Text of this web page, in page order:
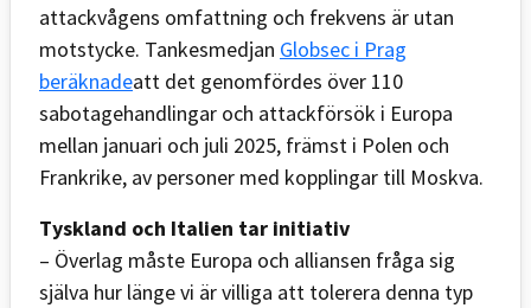
attackvågens omfattning och frekvens är utan
motstycke. Tankesmedjan Globsec i Prag
beräknadeatt det genomfördes över 110
sabotagehandlingar och attackförsök i Europa
mellan januari och juli 2025, främst i Polen och
Frankrike, av personer med kopplingar till Moskva.
Tyskland och Italien tar initiativ
– Överlag måste Europa och alliansen fråga sig
själva hur länge vi är villiga att tolerera denna typ